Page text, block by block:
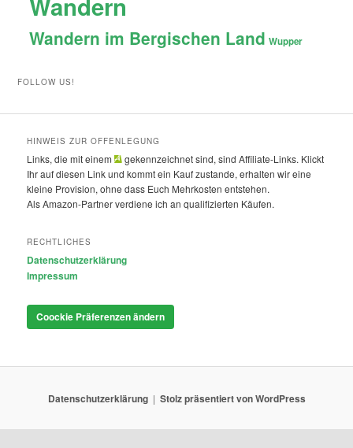
Wandern im Bergischen Land Wupper
FOLLOW US!
HINWEIS ZUR OFFENLEGUNG
Links, die mit einem
gekennzeichnet sind, sind Affiliate-Links. Klickt
Ihr auf diesen Link und kommt ein Kauf zustande, erhalten wir eine
kleine Provision, ohne dass Euch Mehrkosten entstehen.
Als Amazon-Partner verdiene ich an qualifizierten Käufen.
RECHTLICHES
Datenschutzerklärung
Impressum
Coockie Präferenzen ändern
Datenschutzerklärung Stolz präsentiert von WordPress